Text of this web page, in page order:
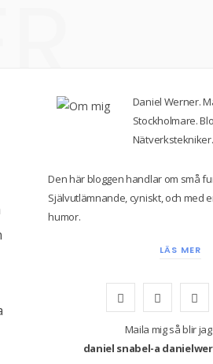
Daniel Werner.
Stockholmare.
Den här bloggen handlar om små
Självutlämnande, cyniskt, och med
humor.
LÄS MER
a
c
w
i
n
s
Maila mig så blir
daniel snabel-a